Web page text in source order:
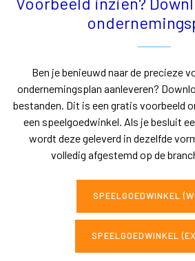
Ben je benieuwd naar de precieze
ondernemingsplan aanleveren?
bestanden. Dit is een gratis voorbeeld
een speelgoedwinkel. Als je besluit
wordt deze geleverd in dezelfde
volledig afgestemd op de
SPEELGOEDWINKEL
SPEELGOEDWINKEL